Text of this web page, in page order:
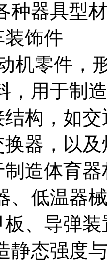
种器具型
装饰件
机零件，
，用于制
构，如
器，以
造体育
、低温器
、导弹装
静态强度